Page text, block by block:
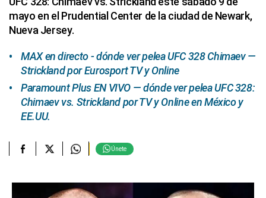
mayo en el Prudential Center de la ciudad de Newark,
Nueva Jersey.
MAX en directo - dónde ver pelea UFC 328 Chimaev —
Strickland por Eurosport TV y Online
Paramount Plus EN VIVO — dónde ver pelea UFC 328:
Chimaev vs. Strickland por TV y Online en México y
EE.UU.
Únete